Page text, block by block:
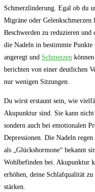
Schmerzlinderung. Egal ob du
Migräne oder
Beschwerden zu ​reduzieren und
die Nadeln⁤ in bestimmte
angeregt und Schmerzen
berichten von einer deutlichen
‍nur wenigen Sitzungen.
Du wirst erstaunt sein, ‍wie⁢
Akupunktur sind. ‌Sie kann
‍sondern auch bei ⁢emotionalen
Depressionen. Die ⁢Nadeln
als „Glückshormone“ ⁣bekannt⁤
Wohlbefinden​ bei. Akupunktur
erhöhen, deine Schlafqualität
stärken.